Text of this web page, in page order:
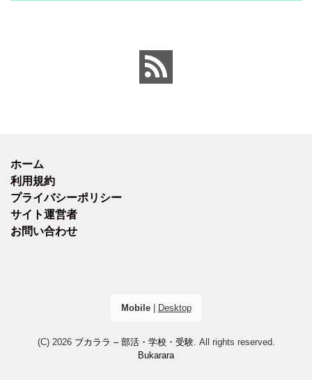
ホーム
利用規約
プライバシーポリシー
サイト運営者
お問い合わせ
Mobile| Desktop
(C) 2026 ブカララ – 部活・学校・受験. All rights reserved.
Bukarara